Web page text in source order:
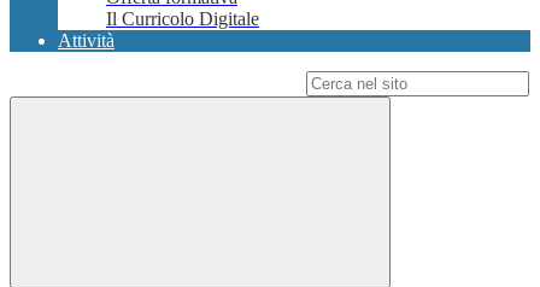
Il Curricolo Digitale
Attività